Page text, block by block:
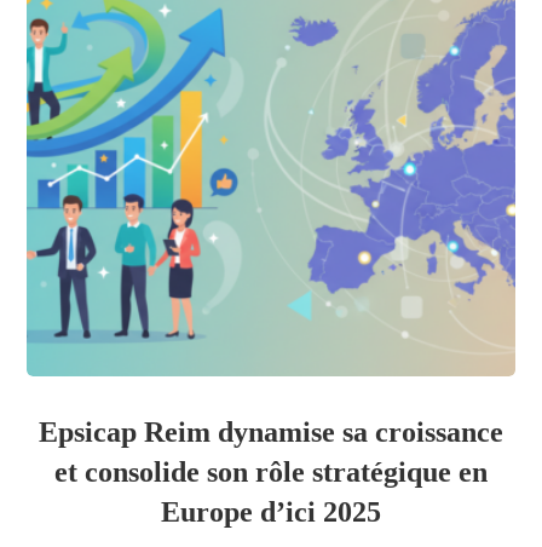
Epsicap Reim dynamise sa croissance
et consolide son rôle stratégique en
Europe d’ici 2025